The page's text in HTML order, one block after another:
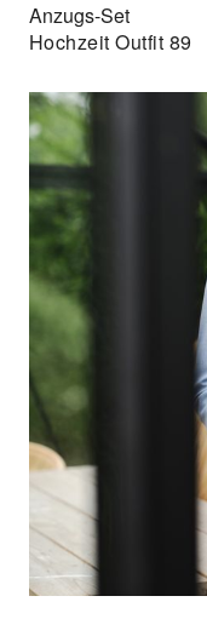
Anzugs-Set
Hochzeit Outfit 89